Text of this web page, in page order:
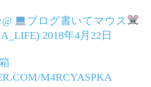
ブログ書いてマウス
2018年4月22日
M4RCYASPKA